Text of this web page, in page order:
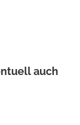
auch